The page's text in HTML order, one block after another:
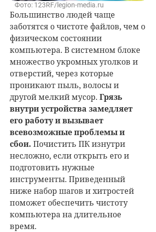
Фото: 123RF/legion-media.ru
Большинство людей чаще
заботятся о чистоте файлов, чем о
физическом состоянии
компьютера. В системном блоке
множество укромных уголков и
отверстий, через которые
проникают пыль, волосы и
другой мелкий мусор. Грязь
внутри устройства замедляет
его работу и вызывает
всевозможные проблемы и
сбои. Почистить ПК изнутри
несложно, если открыть его и
подготовить нужные
инструменты. Приведенный
ниже набор шагов и хитростей
поможет обеспечить чистоту
компьютера на длительное
время.